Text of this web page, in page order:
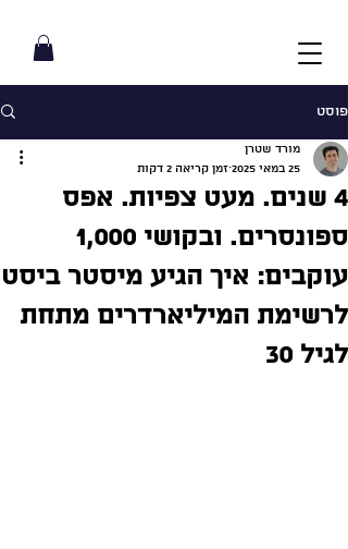
פוסט
4 שנים. מעט צפיות. אפס
ספונסרים. ובקושי 1,000
עוקבים: איך הגיע מיסטר ביסט
לרשימת המיליארדרים מתחת
לגיל 30
מורד שטרן
25 במאי 2025
זמן קריאה 2 דקות